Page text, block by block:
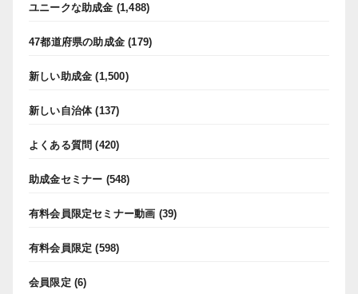
ユニークな助成金 (1,488)
47都道府県の助成金 (179)
新しい助成金 (1,500)
新しい自治体(137)
よくある質問 (420)
助成金セミナー (548)
有料会員限定セミナー動画 (39)
有料会員限定 (598)
会員限定 (6)